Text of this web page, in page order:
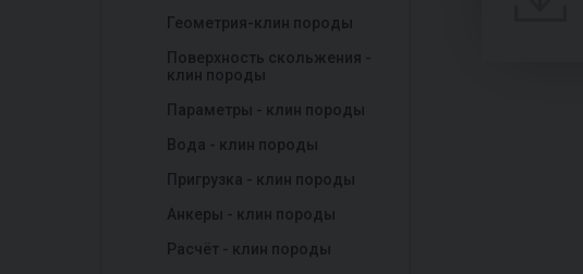
Геометрия-клин породы
Поверхность скольжения -
клин породы
Параметры - клин породы
Вода - клин породы
Пригрузка - клин породы
Анкеры - клин породы
Расчёт - клин породы